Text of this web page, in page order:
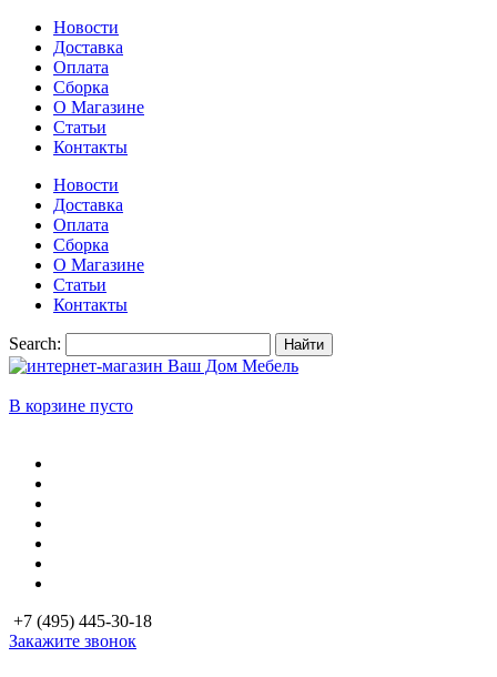
Новости
Доставка
Оплата
Сборка
О Магазине
Статьи
Контакты
Новости
Доставка
Оплата
Сборка
О Магазине
Статьи
Контакты
Search: Найти
В корзине пусто
+7 (495) 445-30-18
Закажите звонок